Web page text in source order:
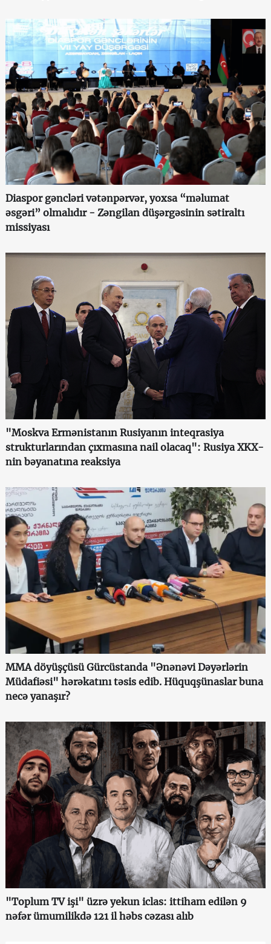
Diaspor gəncləri vətənpərvər, yoxsa “məlumat
əsgəri” olmalıdır - Zəngilan düşərgəsinin sətiraltı
missiyası
"Moskva Ermənistanın Rusiyanın inteqrasiya
strukturlarından çıxmasına nail olacaq": Rusiya XKX-
nin bəyanatına reaksiya
MMA döyüşçüsü Gürcüstanda "Ənənəvi Dəyərlərin
Müdafiəsi" hərəkatını təsis edib. Hüquqşünaslar buna
necə yanaşır?
"Toplum TV işi" üzrə yekun iclas: ittiham edilən 9
nəfər ümumilikdə 121 il həbs cəzası alıb